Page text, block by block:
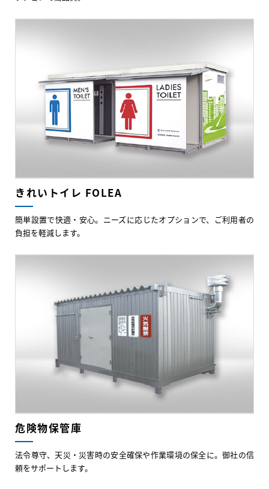
きれいトイレ FOLEA
簡単設置で快適・安心。ニーズに応じたオプションで、ご利用者の
負担を軽減します。
危険物保管庫
法令尊守、天災・災害時の安全確保や作業環境の保全に。御社の信
頼をサポートします。